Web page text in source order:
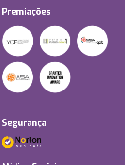
Premiações
Segurança